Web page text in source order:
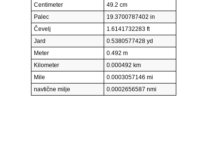
Centimeter
49.2 cm
Palec
19.3700787402 in
Čevelj
1.6141732283 ft
Jard
0.5380577428 yd
Meter
0.492 m
Kilometer
0.000492 km
Mile
0.0003057146 mi
navtične milje
0.0002656587 nmi